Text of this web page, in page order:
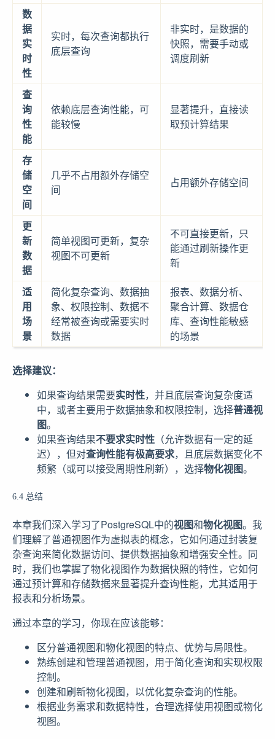
数
据
实
时
性
实时，每次查询都执行
底层查询
非实时，是数据的
快照，需要手动或
调度刷新
查
询
性
能
依赖底层查询性能，可
能较慢
显著提升，直接读
取预计算结果
存
储
空
间
几乎不占用额外存储空
间
占用额外存储空间
更
新
数
据
简单视图可更新，复杂
视图不可更新
不可直接更新，只
能通过刷新操作更
新
适
用
场
景
简化复杂查询、数据抽
象、权限控制、数据不
经常被查询或需要实时
数据
报表、数据分析、
聚合计算、数据仓
库、查询性能敏感
的场景
选择建议：
如果查询结果需要实时性，并且底层查询复杂度适
中，或者主要用于数据抽象和权限控制，选择普通视
图。
如果查询结果不要求实时性 （允许数据有一定的延
迟），但对查询性能有极高要求，且底层数据变化不
频繁（或可以接受周期性刷新），选择物化视图。
6.4 总结
本章我们深入学习了PostgreSQL中的视图和物化视图。我
们理解了普通视图作为虚拟表的概念，它如何通过封装复
杂查询来简化数据访问、提供数据抽象和增强安全性。同
时，我们也掌握了物化视图作为数据快照的特性，它如何
通过预计算和存储数据来显著提升查询性能，尤其适用于
报表和分析场景。
通过本章的学习，你现在应该能够：
区分普通视图和物化视图的特点、优势与局限性。
熟练创建和管理普通视图，用于简化查询和实现权限
控制。
创建和刷新物化视图，以优化复杂查询的性能。
根据业务需求和数据特性，合理选择使用视图或物化
视图。